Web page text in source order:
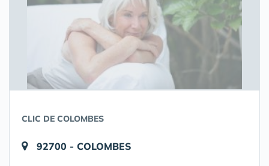
CLIC DE COLOMBES
92700 - COLOMBES